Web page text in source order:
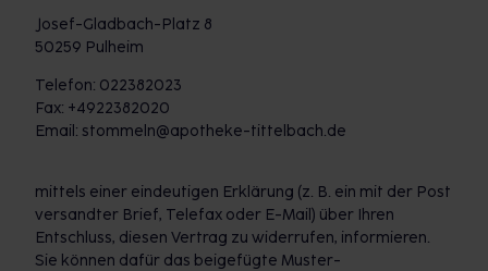
Josef-Gladbach-Platz 8
50259 Pulheim
Telefon: 022382023
Fax: +4922382020
Email: stommeln@apotheke-tittelbach.de
mittels einer eindeutigen Erklärung (z. B. ein mit der Post
versandter Brief, Telefax oder E-Mail) über Ihren
Entschluss, diesen Vertrag zu widerrufen, informieren.
Sie können dafür das beigefügte Muster-